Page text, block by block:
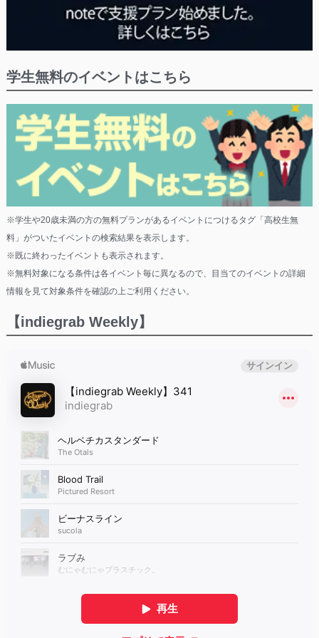
学生無料のイベントはこちら
※学生や20歳未満の方の無料プランがあるイベントにつけるタグ「高校生無
料」がついたイベントの検索結果を表示します。
※既に終わったイベントも表示されます。
※無料対象になる条件は各イベント毎に異なるので、目当てのイベントの詳細
情報を見て対象条件を確認の上ご利用ください。
【indiegrab Weekly】